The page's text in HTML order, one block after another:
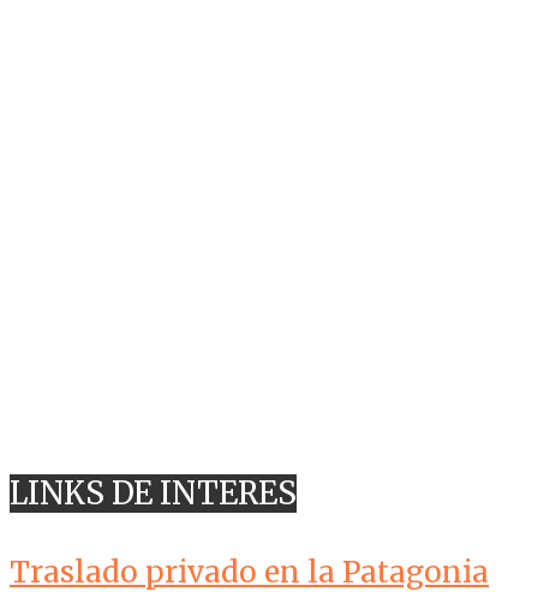
LINKS DE INTERES
Traslado privado en la Patagonia